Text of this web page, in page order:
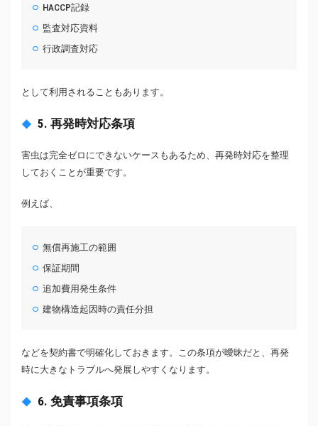
HACCP記録
監査対応資料
行政調査対応
として利用されることもあります。
5. 再発時対応条項
害虫は完全ゼロにできないケースもあるため、再発時対応を整理
しておくことが重要です。
例えば、
無償再施工の範囲
保証期間
追加費用発生条件
建物構造起因時の責任分担
などを契約書で明確化しておきます。この条項が曖昧だと、再発
時に大きなトラブルへ発展しやすくなります。
6. 免責事項条項